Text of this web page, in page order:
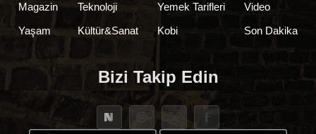
Magazin
Yaşam
Teknoloji
Kültür&Sanat
Yemek Tarifleri
Kobi
Video
Son Dakika
Bizi Takip Edin